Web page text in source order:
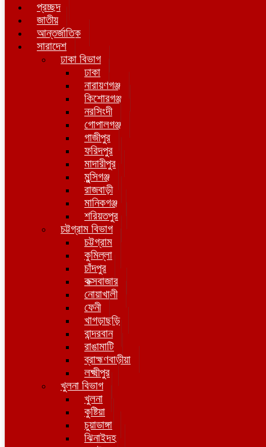
প্রচ্ছদ
জাতীয়
আন্তর্জাতিক
সারাদেশ
ঢাকা বিভাগ
ঢাকা
নারায়ণগঞ্জ
কিশোরগঞ্জ
নরসিংদী
গোপালগঞ্জ
গাজীপুর
ফরিদপুর
মাদারীপুর
মুন্সিগঞ্জ
রাজবাড়ী
মানিকগঞ্জ
শরিয়তপুর
চট্টগ্রাম বিভাগ
চট্টগ্রাম
কুমিল্লা
চাঁদপুর
কক্সবাজার
নোয়াখালী
ফেনী
খাগড়াছড়ি
বান্দরবান
রাঙামাটি
ব্রাহ্মণবাড়ীয়া
লক্ষ্মীপুর
খুলনা বিভাগ
খুলনা
কুষ্টিয়া
চুয়াডাঙ্গা
ঝিনাইদহ